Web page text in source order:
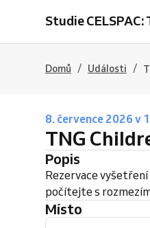
Studie CELSPAC:
Domů / Události /
8. července 2026 v
TNG
Popis
Rezervace vyšetření
počítejte s
Místo